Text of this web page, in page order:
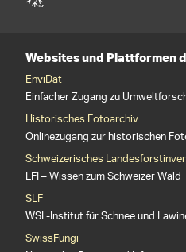
Websites und Plattformen
EnviDat
Einfacher Zugang zu
Historisches Fotoarchiv
Onlinezugang zur historischen
Schweizerisches
LFI – Wissen zum Schweizer Wald
SLF
WSL-Institut für Schnee und
SwissFungi